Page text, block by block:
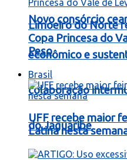
Novo consórcio
econômico e
colaboração
do Jaguaribe
Limoeiro do Norte
Copa Princesa do
Peso
Brasil
UFF recebe maior
Latina nesta